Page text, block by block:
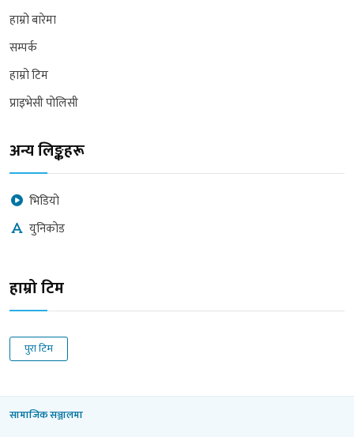
हाम्रो बारेमा
सम्पर्क
हाम्रो टिम
प्राइभेसी पोलिसी
अन्य लिङ्कहरू
भिडियो
युनिकोड
हाम्रो टिम
पुरा टिम
सामाजिक सञ्जालमा